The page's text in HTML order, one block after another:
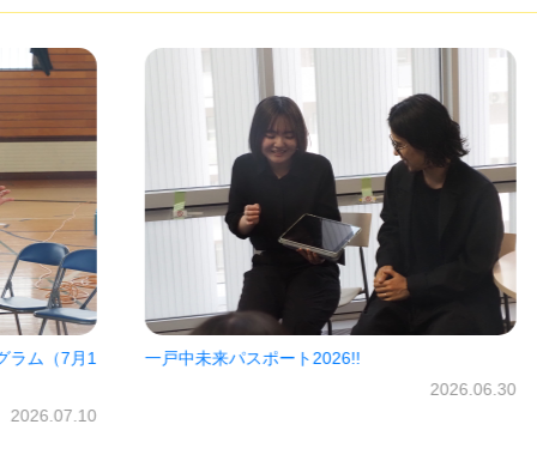
月1
一戸中未来パスポート2026!!
2026.06.30
だ